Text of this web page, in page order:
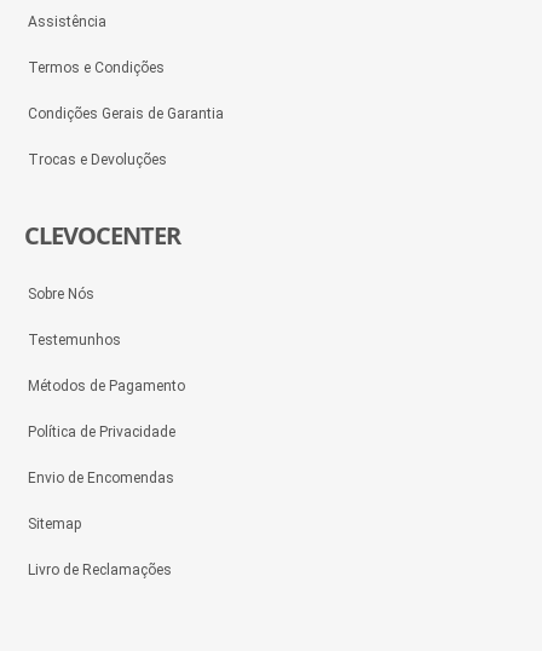
Assistência
Termos e Condições
Condições Gerais de Garantia
Trocas e Devoluções
CLEVOCENTER
Sobre Nós
Testemunhos
Métodos de Pagamento
Política de Privacidade
Envio de Encomendas
Sitemap
Livro de Reclamações